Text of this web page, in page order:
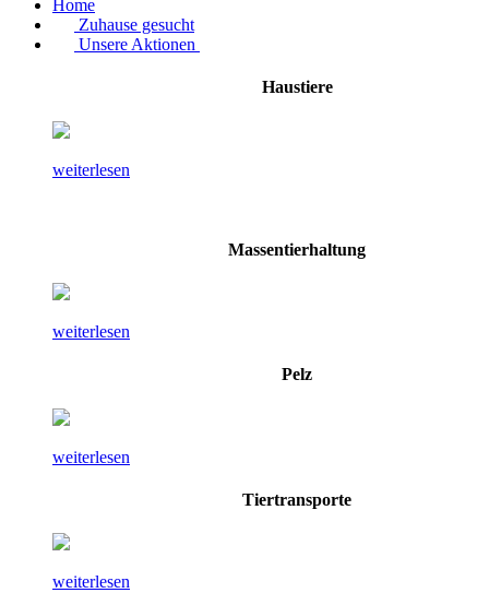
Home
Zuhause gesucht
Unsere Aktionen
Haustiere
weiterlesen
Massentierhaltung
weiterlesen
Pelz
weiterlesen
Tiertransporte
weiterlesen